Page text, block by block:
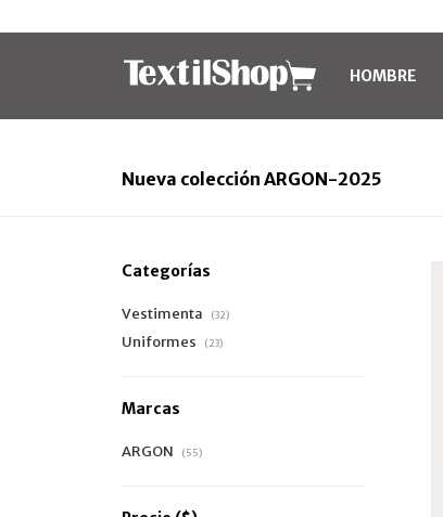
HOMBRE
Nueva colección ARGON-2025
Categorías
Vestimenta (32)
Uniformes (23)
Marcas
ARGON (55)